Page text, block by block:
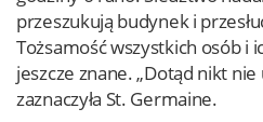
przeszukują budynek i
Tożsamość wszystkich osób i
jeszcze znane. „Dotąd nikt nie
zaznaczyła St. Germaine.